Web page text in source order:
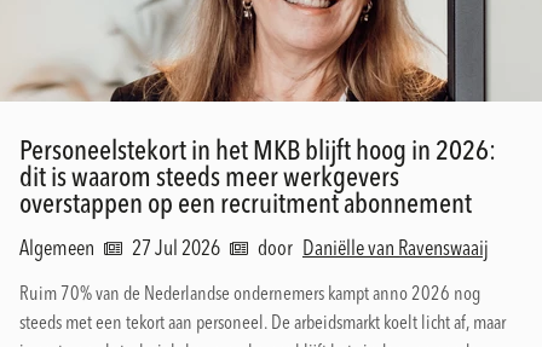
Personeelstekort in het MKB blijft hoog in 2026:
dit is waarom steeds meer werkgevers
overstappen op een recruitment abonnement
Algemeen 27 Jul 2026 door Daniëlle van Ravenswaaij
Ruim 70% van de Nederlandse ondernemers kampt anno 2026 nog
steeds met een tekort aan personeel. De arbeidsmarkt koelt licht af, maar